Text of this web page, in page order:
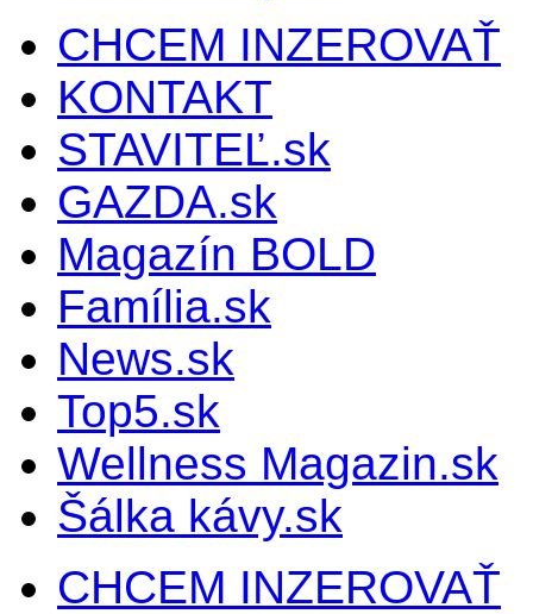
CHCEM INZEROVAŤ
KONTAKT
STAVITEĽ.sk
GAZDA.sk
Magazín BOLD
Família.sk
News.sk
Top5.sk
Wellness Magazin.sk
Šálka kávy.sk
CHCEM INZEROVAŤ